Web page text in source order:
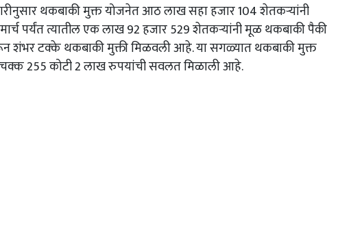
थकबाकी मुक्त योजनेत आठ लाख सहा हजार 104 शेतकऱ्यांनी
पर्यंत त्यातील एक लाख 92 हजार 529 शेतकऱ्यांनी मूळ थकबाकी पैकी
शंभर टक्के थकबाकी मुक्ती मिळवली आहे. या सगळ्यात थकबाकी मुक्त
255 कोटी 2 लाख रुपयांची सवलत मिळाली आहे.